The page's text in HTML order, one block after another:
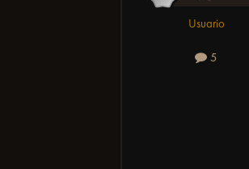
Usuario
5